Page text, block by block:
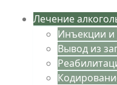
Лечение
Инъекции и
Вывод из